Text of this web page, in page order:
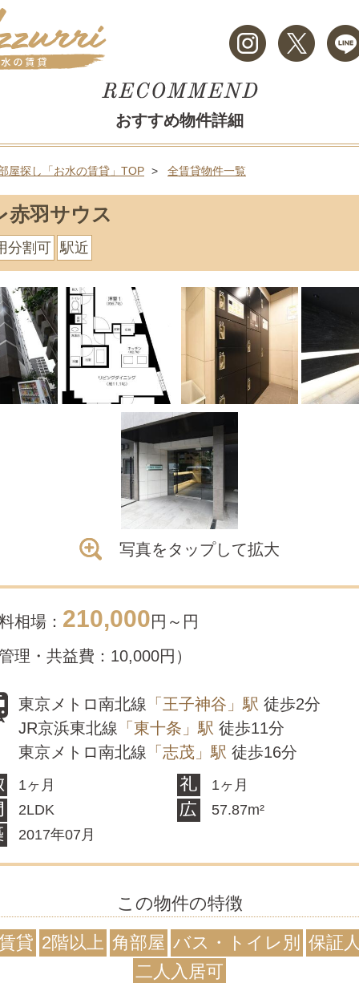
おすすめ物件詳細
屋探し「お水の賃貸」TOP 全賃貸物件一覧
赤羽サウス
分割可 駅近
写真をタップして拡大
相場： 210,000円～ 円
理・共益費：10,000円）
東京メトロ南北線 「王子神谷」駅 徒歩2分
JR京浜東北線 「東十条」駅 徒歩11分
東京メトロ南北線 「志茂」駅 徒歩16分
1ヶ月
1ヶ月
2LDK
57.87m²
2017年07月
この物件の特徴
貸 2階以上 角部屋 バス・トイレ別
保証
二人入居可